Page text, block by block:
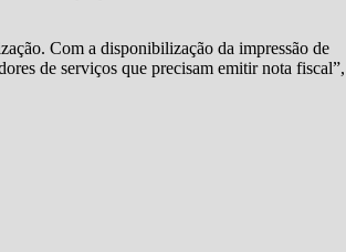
Com a disponibilização da impressão de
de serviços que precisam emitir nota fiscal”,